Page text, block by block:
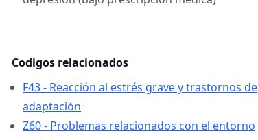
Codigos relacionados
F43 - Reacción al estrés grave y trastornos de
adaptación
Z60 - Problemas relacionados con el entorno